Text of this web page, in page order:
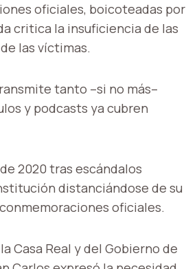
oficiales, boicoteadas por
critica la insuficiencia de las
las víctimas.
tanto –si no más–
y podcasts ya cubren
2020 tras escándalos
distanciándose de su
oficiales.
Casa Real y del Gobierno de